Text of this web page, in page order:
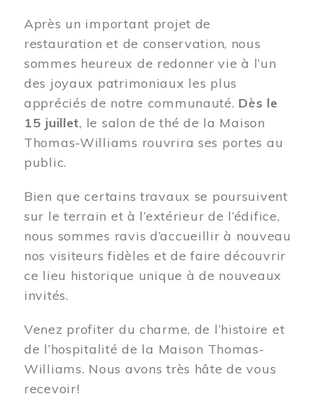
Après un important projet de
restauration et de conservation, nous
sommes heureux de redonner vie à l’un
des joyaux patrimoniaux les plus
appréciés de notre communauté. Dès le
15 juillet, le salon de thé de la Maison
Thomas-Williams rouvrira ses portes au
public.
Bien que certains travaux se poursuivent
sur le terrain et à l’extérieur de l’édifice,
nous sommes ravis d’accueillir à nouveau
nos visiteurs fidèles et de faire découvrir
ce lieu historique unique à de nouveaux
invités.
Venez profiter du charme, de l’histoire et
de l’hospitalité de la Maison Thomas-
Williams. Nous avons très hâte de vous
recevoir!